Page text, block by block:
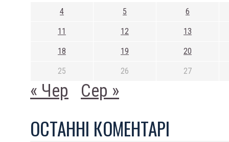
4 5 6
11 12 13
18 19 20
25 26 27
« Чер Сер »
ОСТАННI КОМЕНТАРI